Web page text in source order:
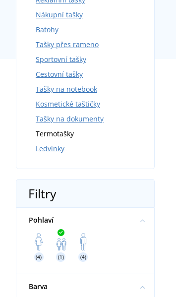
Nákupní tašky
Batohy
Tašky přes rameno
Sportovní tašky
Cestovní tašky
Tašky na notebook
Kosmetické taštičky
Tašky na dokumenty
Termotašky
Ledvinky
Filtry
Pohlaví
(4) (1) (4)
Barva